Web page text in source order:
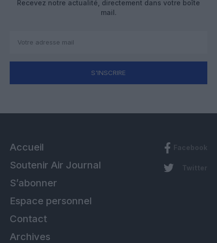
Recevez notre actualité, directement dans votre boîte
mail.
S'INSCRIRE
Accueil
Soutenir Air Journal
S’abonner
Espace personnel
Contact
Archives